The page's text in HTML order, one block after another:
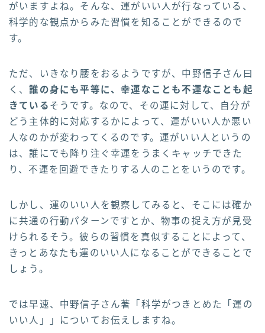
がいますよね。そんな、運がいい人が行なっている、
科学的な観点からみた習慣を知ることができるので
す。
ただ、いきなり腰をおるようですが、中野信子さん曰
く、誰の身にも平等に、幸運なことも不運なことも起
きている そうです。なので、その運に対して、自分が
どう主体的に対応するかによって、運がいい人か悪い
人なのかが変わってくるのです。運がいい人というの
は、誰にでも降り注ぐ幸運をうまくキャッチできた
り、不運を回避できたりする人のことをいうのです。
しかし、運のいい人を観察してみると、そこには確か
に共通の行動パターンですとか、物事の捉え方が見受
けられるそう。彼らの習慣を真似することによって、
きっとあなたも運のいい人になることができることで
しょう。
では早速、中野信子さん著「科学がつきとめた「運の
いい人」」についてお伝えしますね。